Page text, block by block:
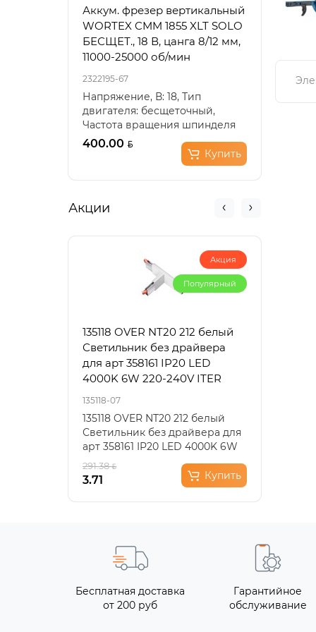
Аккум. фрезер вертикальный
WORTEX CMM 1855 XLT SOLO
БЕСЩЕТ., 18 В, цанга 8/12 мм,
11000-25000 об/мин
2322195-67
Напряжение, В: 18, Тип
двигателя: бесщеточный,
Частота вращения шпинделя
(холостой ход), мин??: 11..
400.00
Купить
Акции
Акция
Популярный
135118 OVER NT20 212 белый
Светильник без драйвера
для арт 358161 IP20 LED
4000K 6W 220-240V ITER
135118-07
135118 OVER NT20 212 белый
Светильник без драйвера для
арт 358161 IP20 LED 4000K 6W
220-240V ITER..
291.38
3.71 Купить
Бесплатная доставка
от 200 руб
Гарантийное
обслуживание